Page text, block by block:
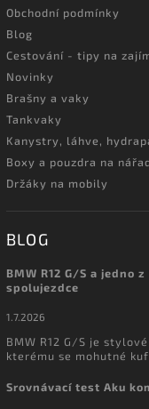
Obchodní podmínky
Blog
Cestování - tipy na
Novinky
Brašny a vaky
Tankvaky
Kanystry, láhve,
Boxy a pouzdra na
Držáky na mobily
BLOG
BMW R12 G/S a jedno
spolujezdce
1.7.2026
BMW R12 G/S je
kterému se mohutné
Srovnávací test Aku